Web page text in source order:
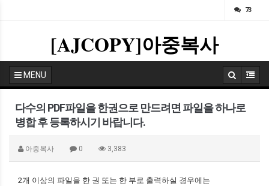
73
[AJCOPY]아중복사
MENU
다수의 PDF파일을 한권으로 만드려면 파일을 하나로
병합 후 등록하시기 바랍니다.
아중복사 0 3,383
2개 이상의 파일을 한 권 또는 한 부로 출력하실 경우에는